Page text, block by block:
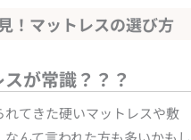
！マットレスの選び方
が常識？？？
てきた硬いマットレスや敷